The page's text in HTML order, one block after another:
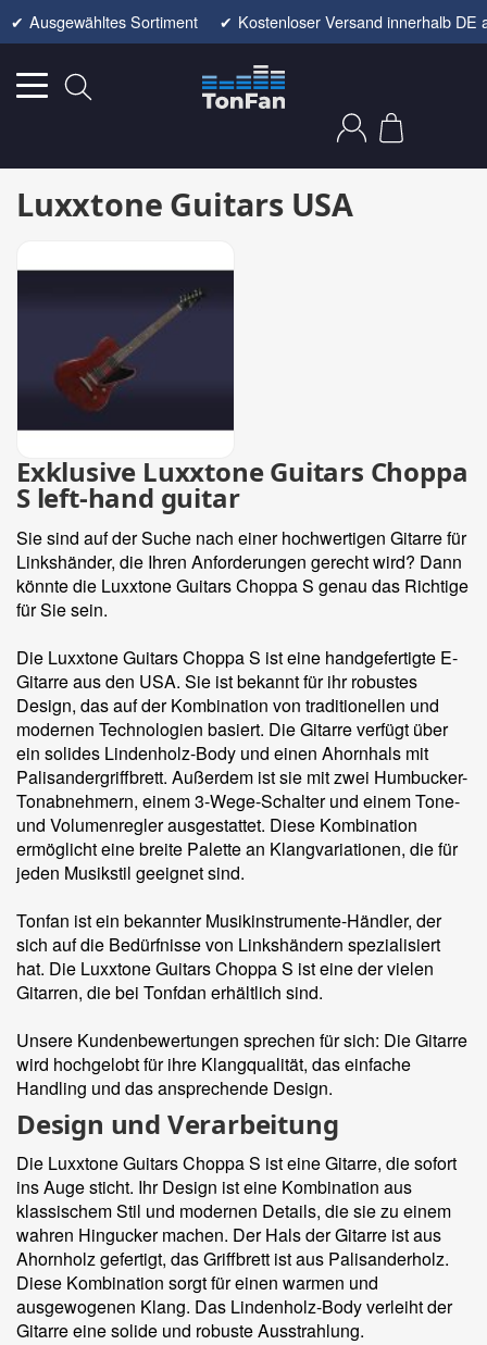
✔ Ausgewähltes Sortiment ✔ Kostenloser Versand innerhalb DE
Luxxtone Guitars USA
Exklusive Luxxtone Guitars Choppa
S left-hand guitar
Sie sind auf der Suche nach einer hochwertigen Gitarre für
Linkshänder, die Ihren Anforderungen gerecht wird? Dann
könnte die Luxxtone Guitars Choppa S genau das Richtige
für Sie sein.
Die Luxxtone Guitars Choppa S ist eine handgefertigte E-
Gitarre aus den USA. Sie ist bekannt für ihr robustes
Design, das auf der Kombination von traditionellen und
modernen Technologien basiert. Die Gitarre verfügt über
ein solides Lindenholz-Body und einen Ahornhals mit
Palisandergriffbrett. Außerdem ist sie mit zwei Humbucker-
Tonabnehmern, einem 3-Wege-Schalter und einem Tone-
und Volumenregler ausgestattet. Diese Kombination
ermöglicht eine breite Palette an Klangvariationen, die für
jeden Musikstil geeignet sind.
Tonfan ist ein bekannter Musikinstrumente-Händler, der
sich auf die Bedürfnisse von Linkshändern spezialisiert
hat. Die Luxxtone Guitars Choppa S ist eine der vielen
Gitarren, die bei Tonfdan erhältlich sind.
Unsere Kundenbewertungen sprechen für sich: Die Gitarre
wird hochgelobt für ihre Klangqualität, das einfache
Handling und das ansprechende Design.
Design und Verarbeitung
Die Luxxtone Guitars Choppa S ist eine Gitarre, die sofort
ins Auge sticht. Ihr Design ist eine Kombination aus
klassischem Stil und modernen Details, die sie zu einem
wahren Hingucker machen. Der Hals der Gitarre ist aus
Ahornholz gefertigt, das Griffbrett ist aus Palisanderholz.
Diese Kombination sorgt für einen warmen und
ausgewogenen Klang. Das Lindenholz-Body verleiht der
Gitarre eine solide und robuste Ausstrahlung.